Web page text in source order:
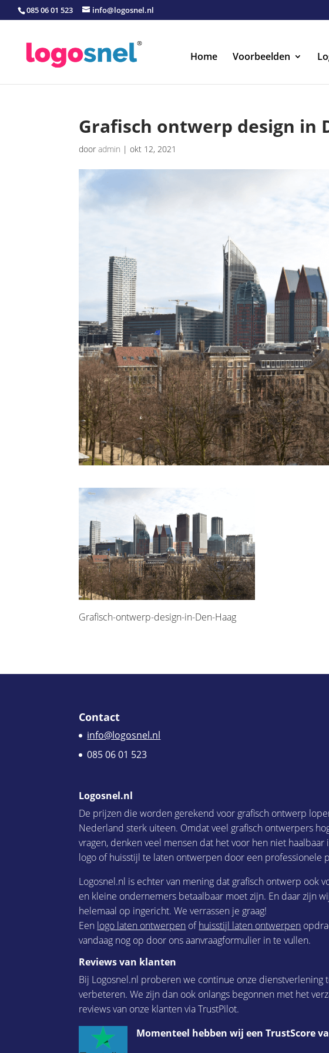
085 06 01 523 info@logosnel.nl
Home Voorbeelden
Grafisch ontwerp design in
dooradmin |okt 12, 2021
Grafisch-ontwerp-design-in-Den-Haag
Contact
info@logosnel.nl
085 06 01 523
Logosnel.nl
De prijzen die worden gerekend voor grafisch ontwerp
Nederland sterk uiteen. Omdat veel grafisch ontwerpers
vragen, denken veel mensen dat het voor hen niet haalbaar
logo of huisstijl te laten ontwerpen door een professionele
Logosnel.nl is echter van mening dat grafisch ontwerp ook
en kleine ondernemers betaalbaar moet zijn. En daar zijn
helemaal op ingericht. We verrassen je graag!
Een logo laten ontwerpen ofhuisstijl laten ontwerpen
vandaag nog op door ons aanvraagformulier in te vullen.
Reviews van klanten
Bij Logosnel.nl proberen we continue onze dienstverlening
verbeteren. We zijn dan ook onlangs begonnen met het
reviews van onze klanten via TrustPilot.
Momenteel hebben wij een TrustScore